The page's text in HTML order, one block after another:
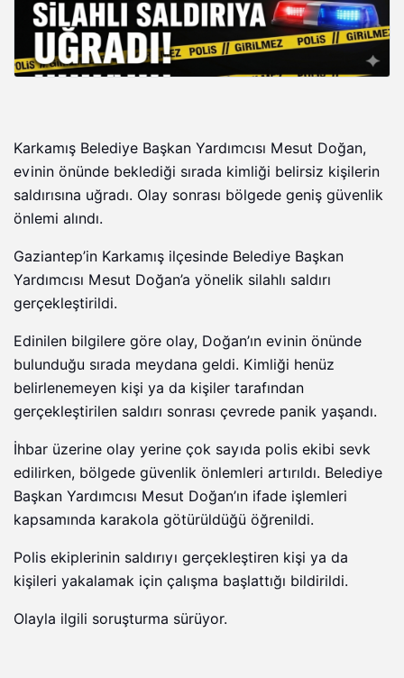
Karkamış Belediye Başkan Yardımcısı Mesut Doğan,
evinin önünde beklediği sırada kimliği belirsiz kişilerin
saldırısına uğradı. Olay sonrası bölgede geniş güvenlik
önlemi alındı.
Gaziantep’in Karkamış ilçesinde Belediye Başkan
Yardımcısı Mesut Doğan’a yönelik silahlı saldırı
gerçekleştirildi.
Edinilen bilgilere göre olay, Doğan’ın evinin önünde
bulunduğu sırada meydana geldi. Kimliği henüz
belirlenemeyen kişi ya da kişiler tarafından
gerçekleştirilen saldırı sonrası çevrede panik yaşandı.
İhbar üzerine olay yerine çok sayıda polis ekibi sevk
edilirken, bölgede güvenlik önlemleri artırıldı. Belediye
Başkan Yardımcısı Mesut Doğan’ın ifade işlemleri
kapsamında karakola götürüldüğü öğrenildi.
Polis ekiplerinin saldırıyı gerçekleştiren kişi ya da
kişileri yakalamak için çalışma başlattığı bildirildi.
Olayla ilgili soruşturma sürüyor.